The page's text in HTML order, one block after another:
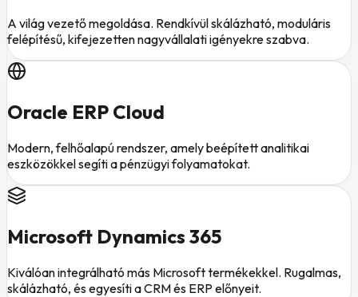
A világ vezető megoldása. Rendkívül skálázható, moduláris
felépítésű, kifejezetten nagyvállalati igényekre szabva.
Oracle ERP Cloud
Modern, felhőalapú rendszer, amely beépített analitikai
eszközökkel segíti a pénzügyi folyamatokat.
Microsoft Dynamics 365
Kiválóan integrálható más Microsoft termékekkel. Rugalmas,
skálázható, és egyesíti a CRM és ERP előnyeit.